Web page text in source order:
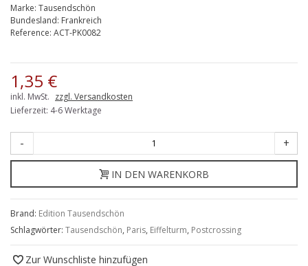
Marke: Tausendschön
Bundesland: Frankreich
Reference: ACT-PK0082
1,35 €
inkl. MwSt. zzgl. Versandkosten
Lieferzeit: 4-6 Werktage
- +
IN DEN WARENKORB
Brand: Edition Tausendschön
Schlagwörter: Tausendschön, Paris, Eiffelturm, Postcrossing
Zur Wunschliste hinzufügen